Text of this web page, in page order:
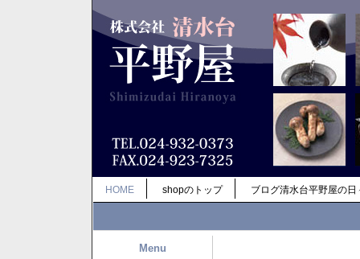
HOME shopのトップ ブログ清水台平野屋の日
Menu